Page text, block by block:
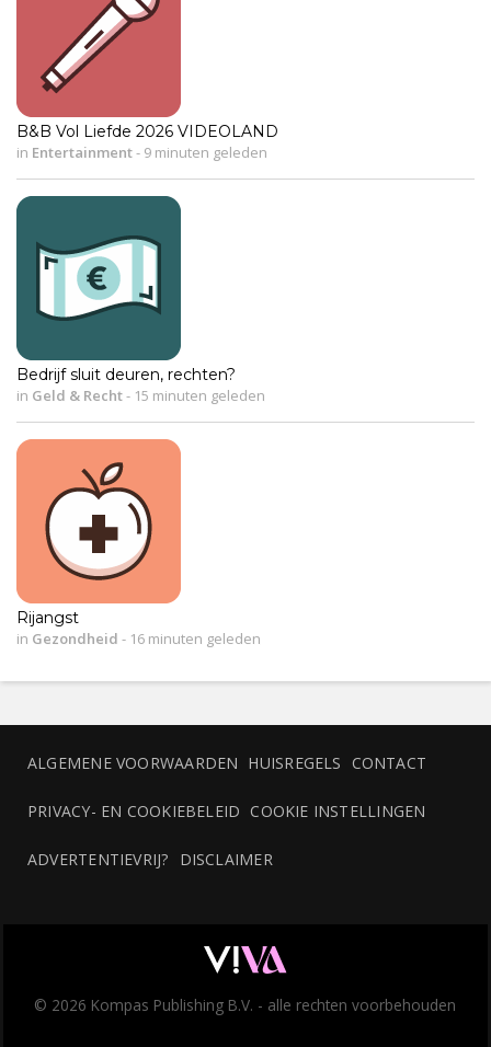
B&B Vol Liefde 2026 VIDEOLAND
in Entertainment- 9 minuten geleden
Bedrijf sluit deuren, rechten?
in Geld & Recht- 15 minuten geleden
Rijangst
in Gezondheid - 16 minuten geleden
ALGEMENE VOORWAARDEN HUISREGELS CONTACT
PRIVACY- EN COOKIEBELEID COOKIE INSTELLINGEN
ADVERTENTIEVRIJ? DISCLAIMER
© 2026 Kompas Publishing B.V. - alle rechten voorbehouden